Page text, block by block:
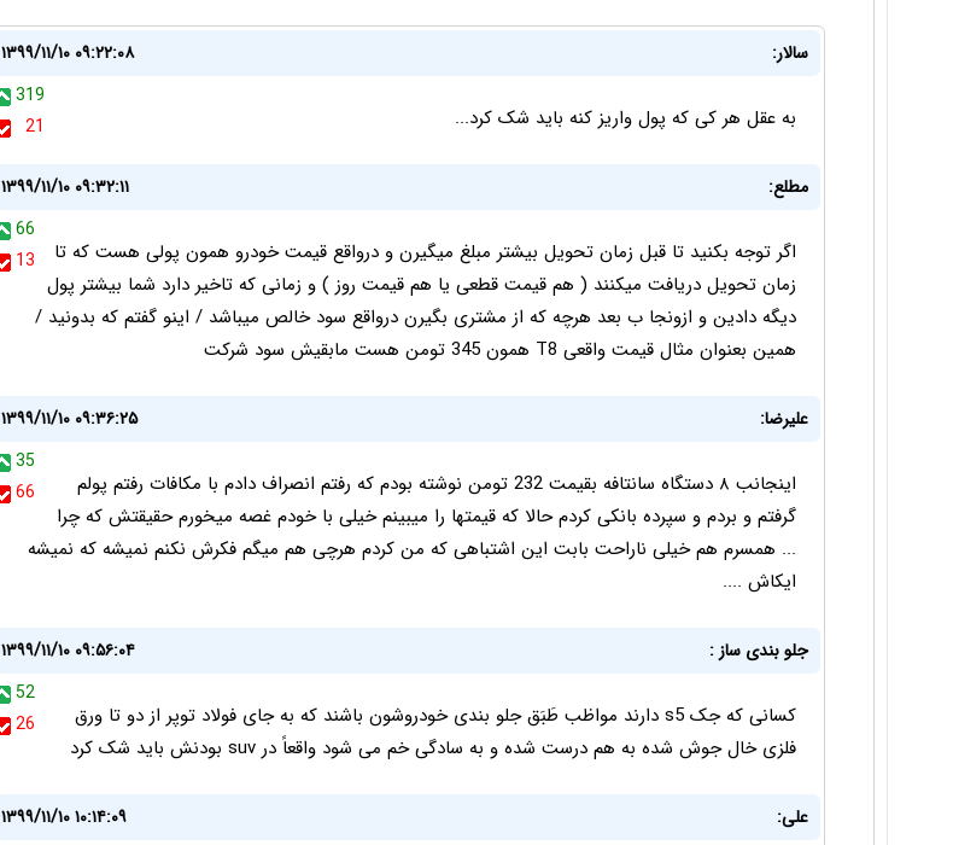
سالار:
۱۳۹۹/۱۱/۱۰ ۰۹:۲۲:۰۸
319
21
به عقل هر کی که پول واریز کنه باید شک کرد...
مطلع:
۱۳۹۹/۱۱/۱۰ ۰۹:۳۲:۱۱
66
13
اگر توجه بكنيد تا قبل زمان تحويل بيشتر مبلغ ميگيرن و درواقع قيمت خودرو همون پولى هست كه تا
زمان تحويل دريافت ميكنند ( هم قيمت قطعى يا هم قيمت روز ) و زمانى كه تاخير دارد شما بيشتر پول
ديگه دادين و ازونجا ب بعد هرچه كه از مشترى بگيرن درواقع سود خالص ميباشد / اينو گفتم كه بدونيد /
همين بعنوان مثال قيمت واقعى T8 همون 345 تومن هست مابقيش سود شركت
عليرضا:
۱۳۹۹/۱۱/۱۰ ۰۹:۳۶:۲۵
35
66
اينجانب ٨ دستگاه سانتافه بقيمت 232 تومن نوشته بودم كه رفتم انصراف دادم با مكافات رفتم پولم
گرفتم و بردم و سپرده بانكى كردم حالا كه قيمتها را ميبينم خيلى با خودم غصه ميخورم حقيقتش كه چرا
... همسرم هم خيلى ناراحت بابت اين اشتباهى كه من كردم هرچى هم ميگم فكرش نكنم نميشه كه نميشه
ايكاش ....
جلو بندی ساز :
۱۳۹۹/۱۱/۱۰ ۰۹:۵۶:۰۴
52
26
کسانی که جک s5 دارند مواظب طَبَق جلو بندی خودروشون باشند که به جای فولاد توپر از دو تا ورق
فلزی خال جوش شده به هم درست شده و به سادگی خم می شود واقعاً در suv بودنش باید شک کرد
علی:
۱۳۹۹/۱۱/۱۰ ۱۰:۱۴:۰۹